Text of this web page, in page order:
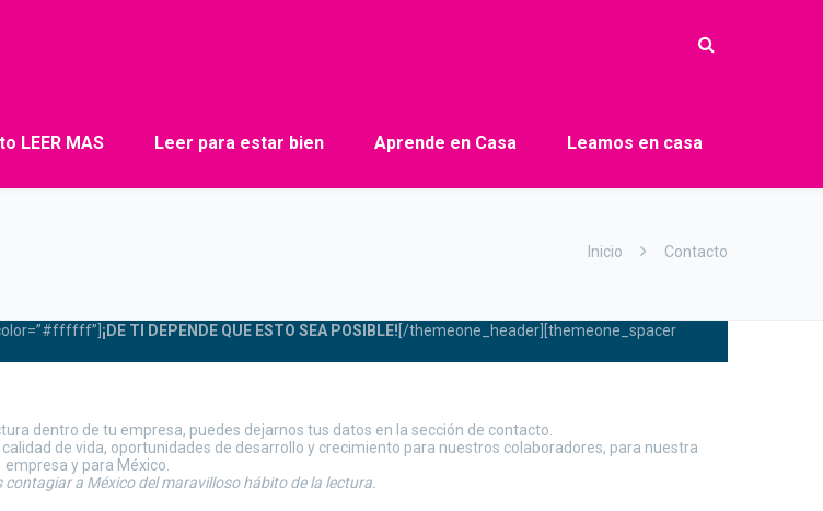
LEER MAS Leer para estar bien Aprende en Casa Leamos en casa
Inicio Contacto
¡DE TI DEPENDE QUE ESTO SEA POSIBLE! [/themeone_header][themeone_spacer
dentro de tu empresa, puedes dejarnos tus datos en la sección de contacto.
de vida, oportunidades de desarrollo y crecimiento para nuestros colaboradores, para nuestra
empresa y para México.
a México del maravilloso hábito de la lectura.